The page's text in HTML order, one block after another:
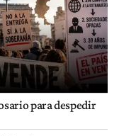
para despedir